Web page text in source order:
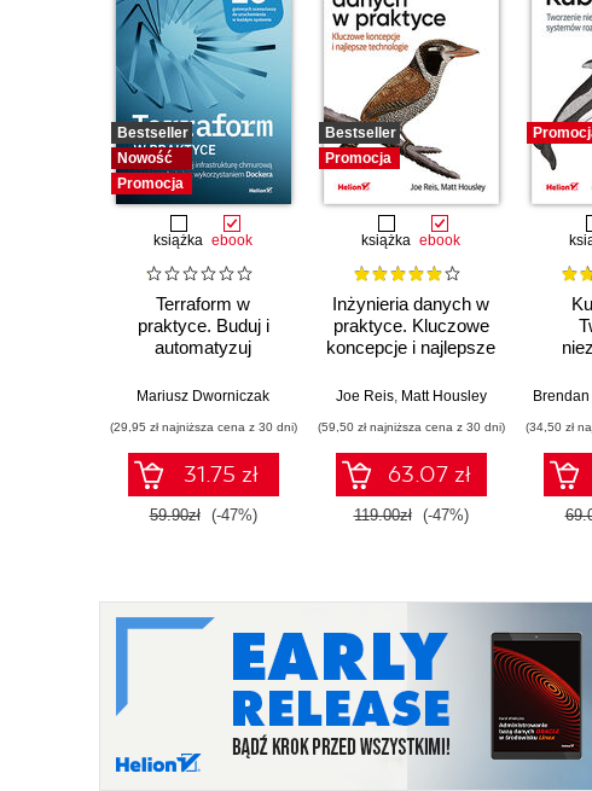
Bestseller
Nowość
Promocja
książka ebook
Terraform w
praktyce. Buduj i
automatyzuj
chmurową oraz
wykorzystaniem
Dockera
Mariusz Dworniczak
(29,95 zł najniższa cena z 30 dni)
31.75 zł
59.90zł (-47%)
Bestseller
Promocja
książka ebook
Inżynieria danych w
praktyce. Kluczowe
koncepcje i najlepsze
Joe Reis, Matt Housley
(59,50 zł najniższa cena z 30 dni)
63.07 zł
119.00zł (-47%)
(34,50 zł